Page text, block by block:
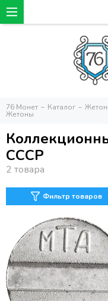
76 Монет Каталог
Жетоны
СССР
Фильтр товаров